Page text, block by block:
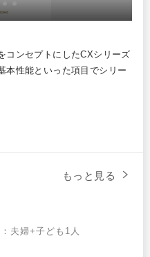
コンセプトにしたCXシリーズ
本性能といった項目でシリー
もっと見る
夫婦+子ども1人